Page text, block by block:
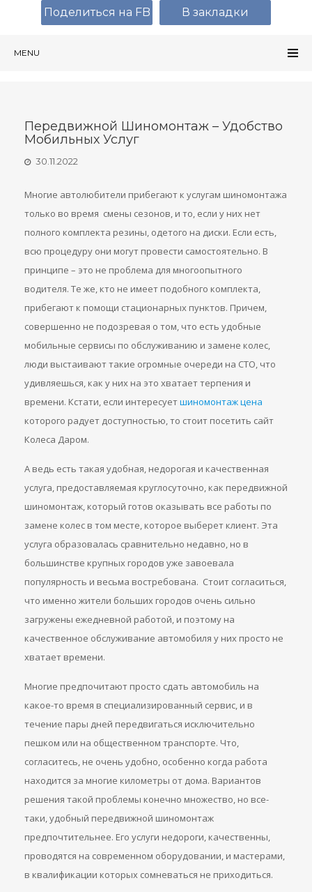
MENU
Передвижной Шиномонтаж – Удобство
Мобильных Услуг
30.11.2022
Многие автолюбители прибегают к услугам шиномонтажа
только во время смены сезонов, и то, если у них нет
полного комплекта резины, одетого на диски. Если есть,
всю процедуру они могут провести самостоятельно. В
принципе – это не проблема для многоопытного
водителя. Те же, кто не имеет подобного комплекта,
прибегают к помощи стационарных пунктов. Причем,
совершенно не подозревая о том, что есть удобные
мобильные сервисы по обслуживанию и замене колес,
люди выстаивают такие огромные очереди на СТО, что
удивляешься, как у них на это хватает терпения и
времени. Кстати, если интересуетшиномонтаж цена
которого радует доступностью, то стоит посетить сайт
Колеса Даром.
А ведь есть такая удобная, недорогая и качественная
услуга, предоставляемая круглосуточно, как передвижной
шиномонтаж, который готов оказывать все работы по
замене колес в том месте, которое выберет клиент. Эта
услуга образовалась сравнительно недавно, но в
большинстве крупных городов уже завоевала
популярность и весьма востребована. Стоит согласиться,
что именно жители больших городов очень сильно
загружены ежедневной работой, и поэтому на
качественное обслуживание автомобиля у них просто не
хватает времени.
Многие предпочитают просто сдать автомобиль на
какое-то время в специализированный сервис, и в
течение пары дней передвигаться исключительно
пешком или на общественном транспорте. Что,
согласитесь, не очень удобно, особенно когда работа
находится за многие километры от дома. Вариантов
решения такой проблемы конечно множество, но все-
таки, удобный передвижной шиномонтаж
предпочтительнее. Его услуги недороги, качественны,
проводятся на современном оборудовании, и мастерами,
в квалификации которых сомневаться не приходиться.
Поделиться на FB В закладки